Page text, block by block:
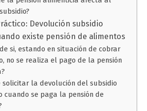
Devolución subsidio
existe pensión de alimentos
si, estando en situación de cobrar
no se realiza el pago de la pensión
solicitar la devolución del subsidio
cuando se paga la pensión de